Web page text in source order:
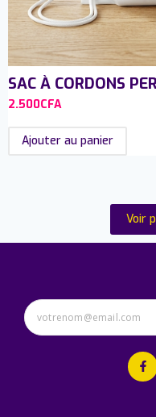
SAC À CORDONS
2.500CFA
Ajouter au panier
Voir